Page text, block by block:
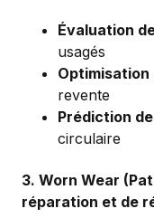
Évaluation
usagés
Optimisation
revente
Prédiction
circulaire
3. Worn Wear
réparation et de